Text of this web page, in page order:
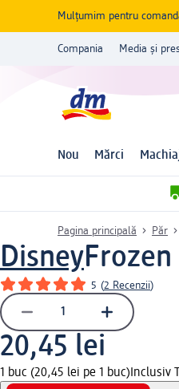
Mulțumim pentru
Compania Media și
Nou Mărci
Pagina principală Păr
Disney
5 (2 Recenzii)
20,45 lei
1 buc (20,45 lei pe 1 buc) Inclusiv